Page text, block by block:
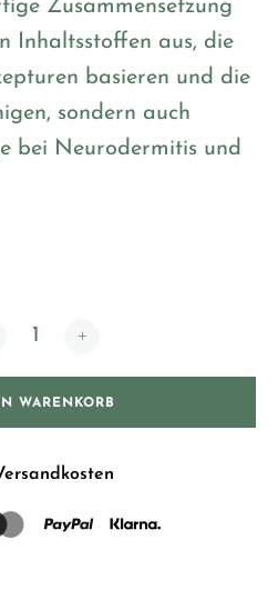
Zusammensetzung
Inhaltsstoffen aus, die
basieren und die
sondern auch
bei Neurodermitis und
Haferseife Menge
WARENKORB